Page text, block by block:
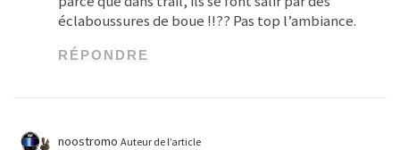
éclaboussures de boue !!?? Pas top l’ambiance.
RÉPONDRE
noostromo Auteur de l’article